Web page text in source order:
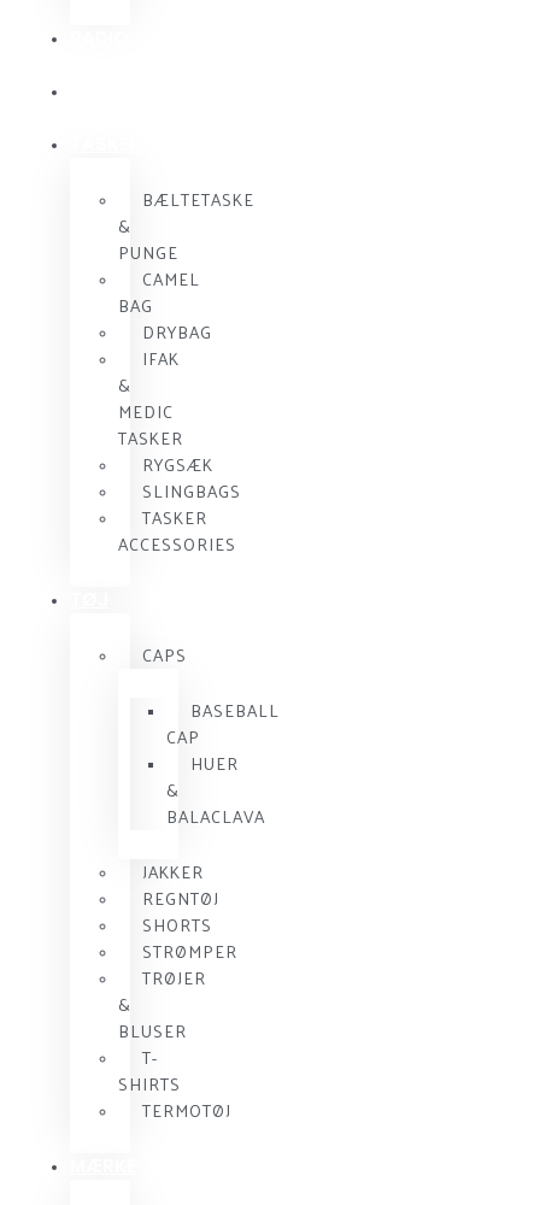
BÆLTETASKE
&
PUNGE
CAMEL
BAG
DRYBAG
IFAK
&
MEDIC
TASKER
RYGSÆK
SLINGBAGS
TASKER
ACCESSORIES
CAPS
BASEBALL
CAP
HUER
&
BALACLAVA
JAKKER
REGNTØJ
SHORTS
STRØMPER
TRØJER
&
BLUSER
T-
SHIRTS
TERMOTØJ